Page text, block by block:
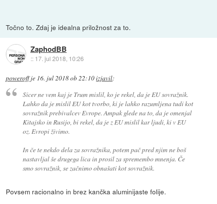
Točno to. Zdaj je idealna priložnost za to.
ZaphodBB
:: 17. jul 2018, 10:26
poweroffje 16. jul 2018 ob 22:10izjavil:
Sicer ne vem kaj je Trum mislil, ko je rekel, da je EU sovražnik.
Lahko da je mislil EU kot tvorbo, ki je lahko razumljena tudi kot
sovražnik prebivalcev Evrope. Ampak glede na to, da je omenjal
Kitajsko in Rusijo, bi rekel, da je z EU mislil kar ljudi, ki v EU
oz. Evropi živimo.
In če te nekdo dela za sovražnika, potem pač pred njim ne boš
nastavljal še drugega lica in prosil za spremembo mnenja. Če
smo sovražnik, se začnimo obnašati kot sovražnik.
Povsem racionalno in brez kančka aluminijaste folije.